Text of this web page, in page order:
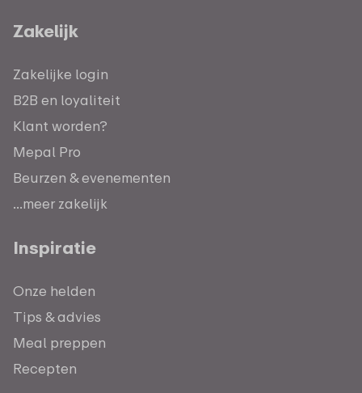
Zakelijk
Zakelijke login
B2B en loyaliteit
Klant worden?
Mepal Pro
Beurzen & evenementen
...meer zakelijk
Inspiratie
Onze helden
Tips & advies
Meal preppen
Recepten